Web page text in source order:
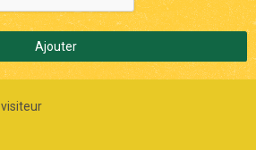
Ajouter
visiteur